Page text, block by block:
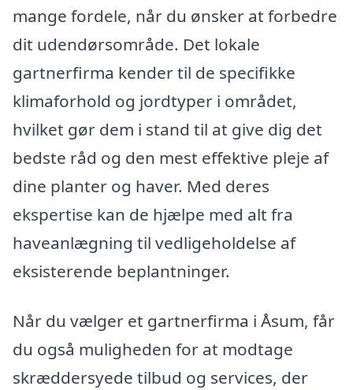
mange fordele, når du ønsker at forbedre
dit udendørsområde. Det lokale
gartnerfirma kender til de specifikke
klimaforhold og jordtyper i området,
hvilket gør dem i stand til at give dig det
bedste råd og den mest effektive pleje af
dine planter og haver. Med deres
ekspertise kan de hjælpe med alt fra
haveanlægning til vedligeholdelse af
eksisterende beplantninger.
Når du vælger et gartnerfirma i Åsum, får
du også muligheden for at modtage
skræddersyede tilbud og services, der